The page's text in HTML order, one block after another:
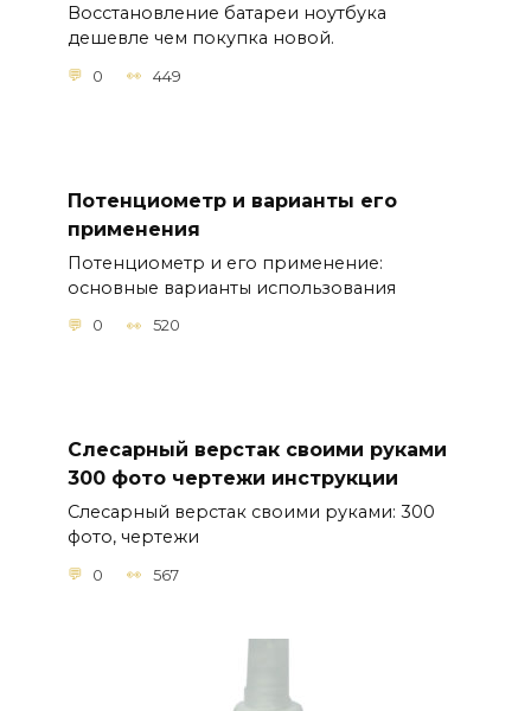
Восстановление батареи ноутбука
дешевле чем покупка новой.
0 449
Потенциометр и варианты его
применения
Потенциометр и его применение:
основные варианты использования
0 520
Слесарный верстак своими руками
300 фото чертежи инструкции
Слесарный верстак своими руками: 300
фото, чертежи
0 567